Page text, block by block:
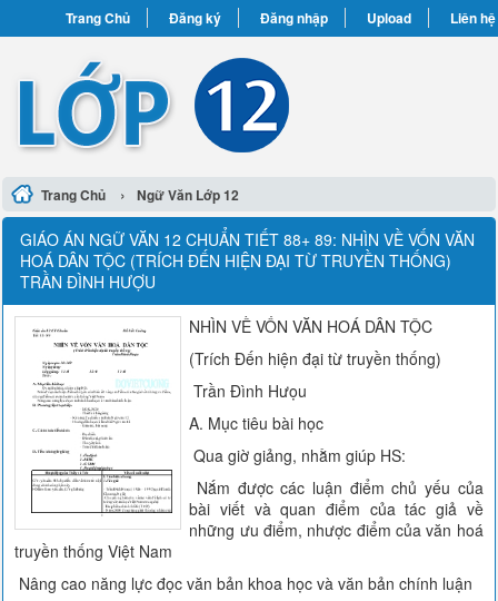
Trang Chủ Đăng ký Đăng nhập Upload Liên hệ
Trang Chủ › Ngữ Văn Lớp 12
GIÁO ÁN NGỮ VĂN 12 CHUẨN TIẾT 88+ 89: NHÌN VỀ VỐN VĂN
HOÁ DÂN TỘC (TRÍCH ĐẾN HIỆN ĐẠI TỪ TRUYỀN THỐNG)
TRẦN ĐÌNH HƯỢU
NHÌN VỀ VỐN VĂN HOÁ DÂN TỘC
(Trích Đến hiện đại từ truyền thống)
Trần Đình Hưọu
A. Mục tiêu bài học
Qua giờ giảng, nhằm giúp HS:
Nắm được các luận điểm chủ yếu của
bài viết và quan điểm của tác giả về
những ưu điểm, nhược điểm của văn hoá
truyền thống Việt Nam
Nâng cao năng lực đọc văn bản khoa học và văn bản chính luận